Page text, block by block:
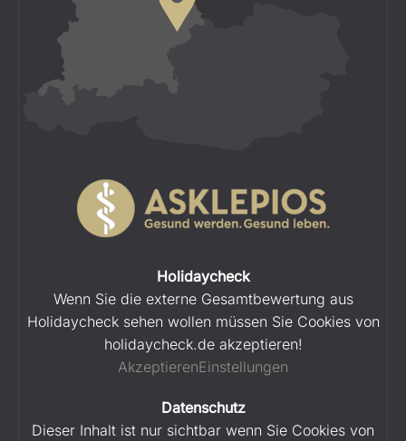
Holidaycheck
Wenn Sie die externe Gesamtbewertung aus
Holidaycheck sehen wollen müssen Sie Cookies von
holidaycheck.de akzeptieren!
AkzeptierenEinstellungen
Datenschutz
Dieser Inhalt ist nur sichtbar wenn Sie Cookies von